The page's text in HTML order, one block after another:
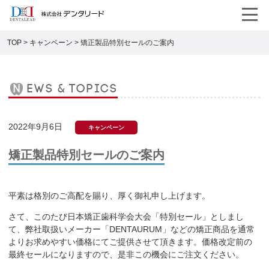
TOP> キャンペーン > 矯正製品特別セールのご案内
news & topics
2022年9月6日 キャンペーン
矯正製品特別セールのご案内
平素は格別のご高配を賜り、厚く御礼申し上げます。
さて、このたび日本矯正歯科学会大会「特別セール」としまし
て、弊社取扱いメーカー「DENTAURUM 」などの矯正商品を通常
よりお求めやすい価格にてご提供させて頂きます。価格改定前の
最終セールになりますので、是非この機会にご注文ください。